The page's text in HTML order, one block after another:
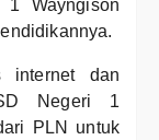
Wayngison
internet dan
Negeri 1
PLN untuk